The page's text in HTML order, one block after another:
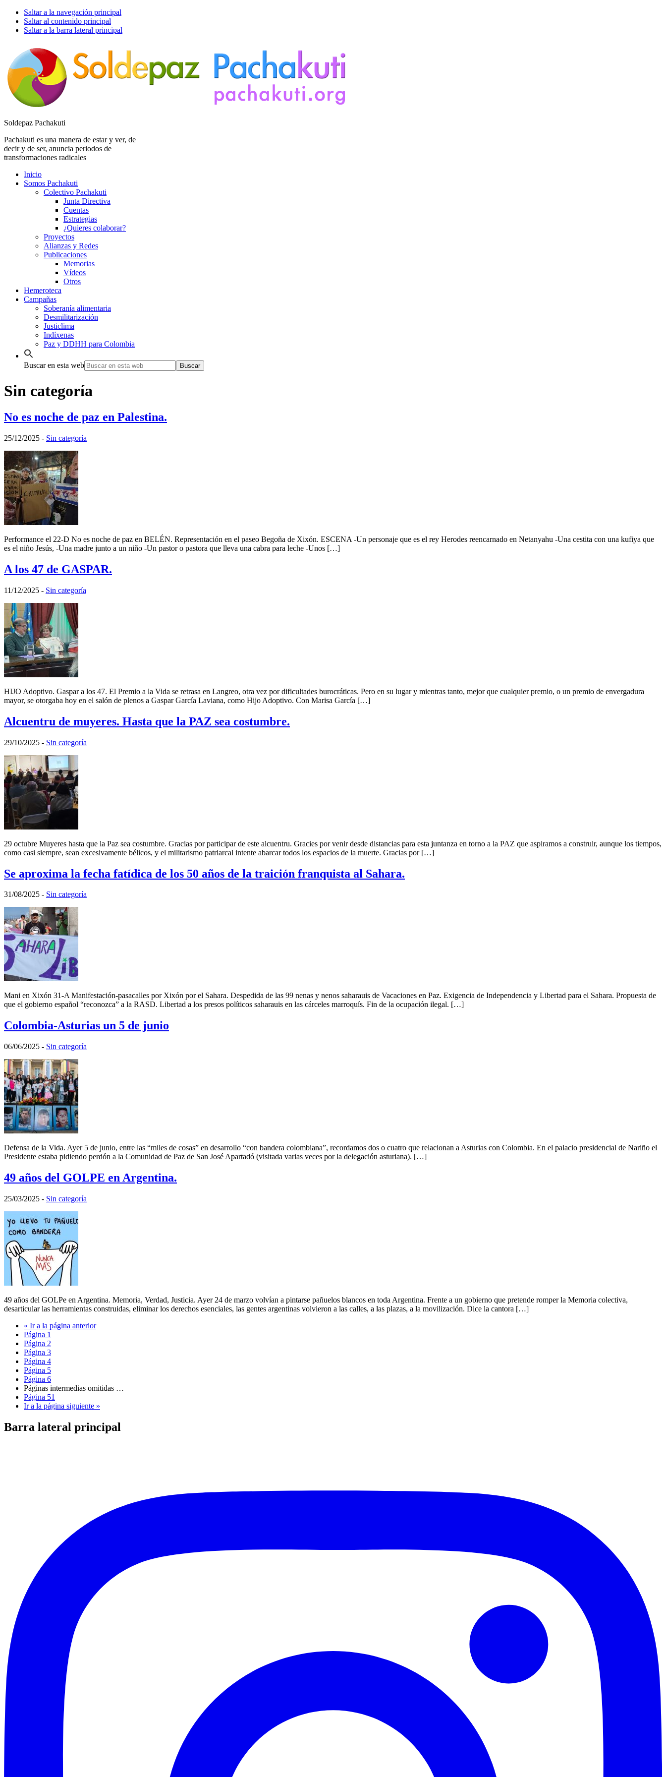
Saltar a la navegación principal
Saltar al contenido principal
Saltar a la barra lateral principal
Soldepaz Pachakuti
Pachakuti es una manera de estar y ver, de
decir y de ser, anuncia periodos de
transformaciones radicales
Inicio
Somos Pachakuti
Colectivo Pachakuti
Junta Directiva
Cuentas
Estrategias
¿Quieres colaborar?
Proyectos
Alianzas y Redes
Publicaciones
Memorias
Vídeos
Otros
Hemeroteca
Campañas
Soberanía alimentaria
Desmilitarización
Justiclima
Indíxenas
Paz y DDHH para Colombia
Buscar en esta web
Sin categoría
No es noche de paz en Palestina.
25/12/2025 - Sin categoría
Performance el 22-D No es noche de paz en BELÉN. Representación en el paseo Begoña de Xixón. ESCENA -Un personaje que es el rey Herodes reencarnado en Netanyahu -Una cestita con una kufiya que
es el niño Jesús, -Una madre junto a un niño -Un pastor o pastora que lleva una cabra para leche -Unos […]
A los 47 de GASPAR.
11/12/2025 - Sin categoría
HIJO Adoptivo. Gaspar a los 47. El Premio a la Vida se retrasa en Langreo, otra vez por dificultades burocráticas. Pero en su lugar y mientras tanto, mejor que cualquier premio, o un premio de envergadura
mayor, se otorgaba hoy en el salón de plenos a Gaspar García Laviana, como Hijo Adoptivo. Con Marisa García […]
Alcuentru de muyeres. Hasta que la PAZ sea costumbre.
29/10/2025 - Sin categoría
29 octubre Muyeres hasta que la Paz sea costumbre. Gracias por participar de este alcuentru. Gracies por venir desde distancias para esta juntanza en torno a la PAZ que aspiramos a construir, aunque los tiempos,
como casi siempre, sean excesivamente bélicos, y el militarismo patriarcal intente abarcar todos los espacios de la muerte. Gracias por […]
Se aproxima la fecha fatídica de los 50 años de la traición franquista al Sahara.
31/08/2025 - Sin categoría
Mani en Xixón 31-A Manifestación-pasacalles por Xixón por el Sahara. Despedida de las 99 nenas y nenos saharauis de Vacaciones en Paz. Exigencia de Independencia y Libertad para el Sahara. Propuesta de
que el gobierno español “reconozca” a la RASD. Libertad a los presos políticos saharauis en las cárceles marroquís. Fin de la ocupación ilegal. […]
Colombia-Asturias un 5 de junio
06/06/2025 - Sin categoría
Defensa de la Vida. Ayer 5 de junio, entre las “miles de cosas” en desarrollo “con bandera colombiana”, recordamos dos o cuatro que relacionan a Asturias con Colombia. En el palacio presidencial de Nariño el
Presidente estaba pidiendo perdón a la Comunidad de Paz de San José Apartadó (visitada varias veces por la delegación asturiana). […]
49 años del GOLPE en Argentina.
25/03/2025 - Sin categoría
49 años del GOLPe en Argentina. Memoria, Verdad, Justicia. Ayer 24 de marzo volvían a pintarse pañuelos blancos en toda Argentina. Frente a un gobierno que pretende romper la Memoria colectiva,
desarticular las herramientas construidas, eliminar los derechos esenciales, las gentes argentinas volvieron a las calles, a las plazas, a la movilización. Dice la cantora […]
« Ir a la página anterior
Página 1
Página 2
Página 3
Página 4
Página 5
Página 6
Páginas intermedias omitidas …
Página 51
Ir a la página siguiente »
Barra lateral principal